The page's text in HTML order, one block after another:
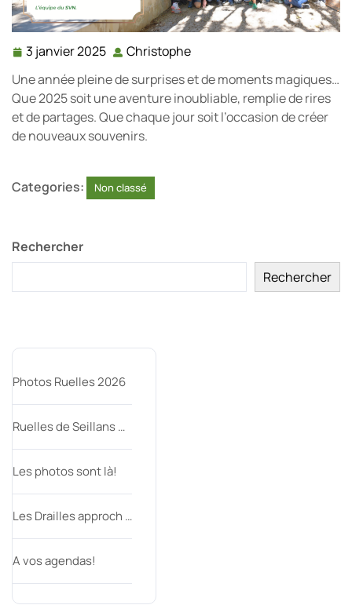
3 janvier 2025 3
janvier
2025
Christophe
Une année pleine de surprises et de moments magiques…
Que 2025 soit une aventure inoubliable, remplie de rires
et de partages. Que chaque jour soit l’occasion de créer
de nouveaux souvenirs.
Categories: Non classé
Rechercher
Rechercher
Photos Ruelles 2026
Ruelles de Seillans …
Les photos sont là!
Les Drailles approch …
A vos agendas!